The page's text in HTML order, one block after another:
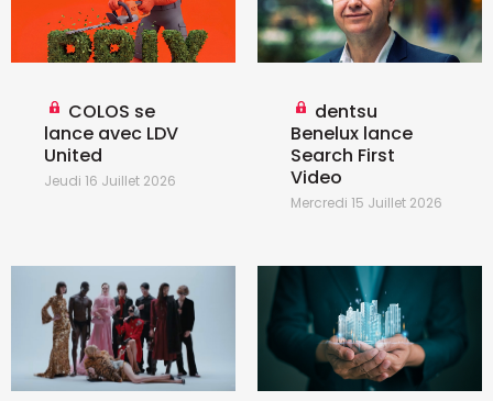
COLOS se
lance avec LDV
United
Jeudi 16 Juillet 2026
dentsu
Benelux lance
Search First
Video
Mercredi 15 Juillet 2026